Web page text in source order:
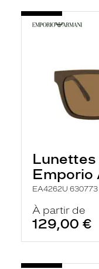
Lunettes
Emporio
EA4262U
À partir de
129,00 €